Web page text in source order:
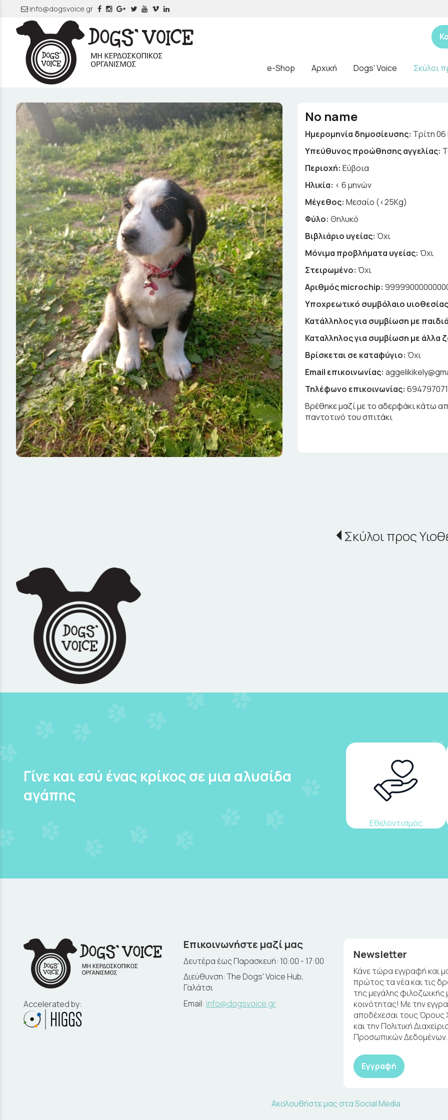
info@dogsvoice.gr
e-Shop Αρχική Dogs' Voice Σκύλοι
No name
Ημερομηνία δημοσίευσης: Τρίτη 06
Yπεύθυνος προώθησης αγγελίας:
Περιοχή:Εύβοια
Ηλικία: < 6 μηνών
Μέγεθος:Μεσαίο (<25Kg)
Φύλο:Θηλυκό
Βιβλιάριο υγείας: Όχι
Μόνιμα προβλήματα υγείας: Όχι
Στειρωμένο: Όχι
Αριθμός microchip:
Υποχρεωτικό συμβόλαιο
Κατάλληλος για συμβίωση με
Καταλληλος για συμβίωση με άλλα
Βρίσκεται σε καταφύγιο: Όχι
Email επικοινωνίας:
Τηλέφωνο επικοινωνίας:
Βρέθηκε μαζί με το αδερφάκι κάτω
παντοτινό του σπιτάκι
Σκύλοι προς
Γίνε και εσύ ένας κρίκος σε μια αλυσίδα
αγάπης
Εθελοντισμός
Accelerated by:
Επικοινωνήστε μαζί μας
Δευτέρα έως Παρασκευή: 10:00 - 17:00
Διεύθυνση: The Dogs' Voice Hub,
Γαλάτσι
Email: info@dogsvoice.gr
Newsletter
Κάνε τώρα εγγραφή και
πρώτος τα νέα και τις
της μεγάλης φιλοζωικής
κοινότητας! Με την
αποδέχεσαι τους Όρους
και την Πολιτική
Προσωπικών Δεδομένων.
Εγγραφή
Ακολουθήστε μας στα Social Media